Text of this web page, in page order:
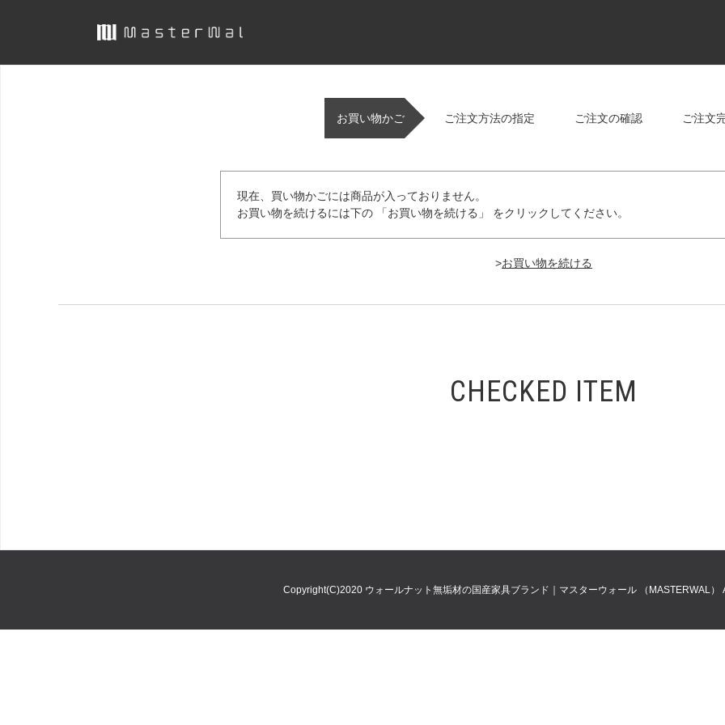
お買い物かご ご注文方法の指定 ご注文の確認 ご注文
現在、買い物かごには商品が入っておりません。
お買い物を続けるには下の 「お買い物を続ける」 をクリックしてください。
>
CHECKED ITEM
Copyright(C)2020 ウォールナット無垢材の国産家具ブランド｜マスターウォール （MASTERWAL）